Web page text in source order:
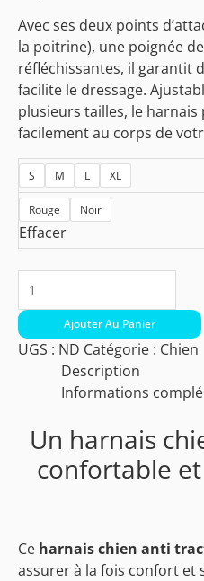
Avec ses deux points
la poitrine), une poignée
réfléchissantes, il garantit
facilite le dressage.
plusieurs tailles, le harnais
facilement au corps de
S M L XL
Rouge Noir
Effacer
Ajouter Au Panier
UGS : ND Catégorie : Chien
Description
Informations
Un harnais
confortable
Ce harnais chien anti
assurer à la fois confort et